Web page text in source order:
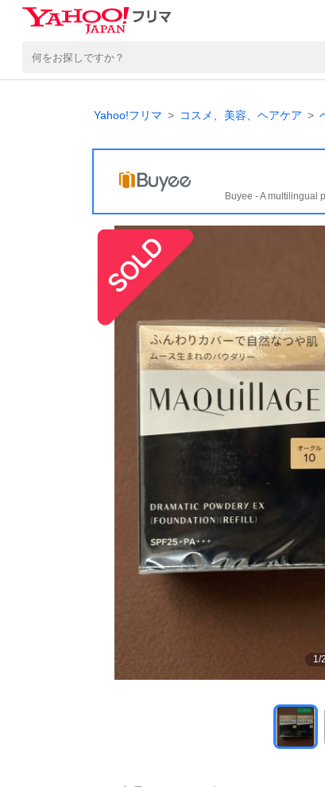
Yahoo!フリマ コスメ、美容、ヘアケア
Buyee - A multilingual
1/2